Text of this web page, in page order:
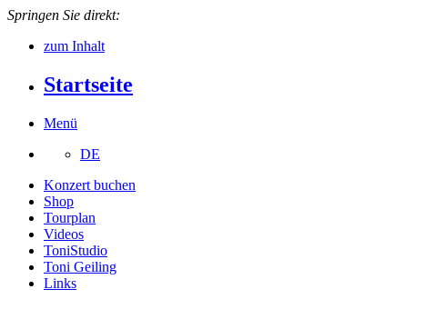
Springen Sie direkt:
zum Inhalt
Startseite
Menü
DE
Konzert buchen
Shop
Tourplan
Videos
ToniStudio
Toni Geiling
Links